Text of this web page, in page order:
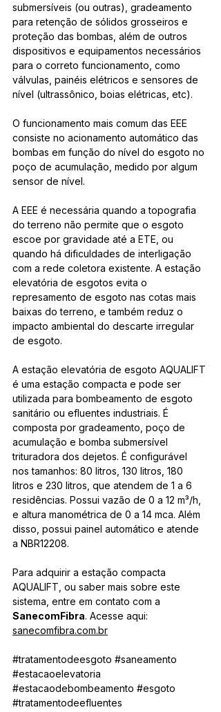
submersíveis (ou outras), gradeamento
para retenção de sólidos grosseiros e
proteção das bombas, além de outros
dispositivos e equipamentos necessários
para o correto funcionamento, como
válvulas, painéis elétricos e sensores de
nível (ultrassônico, boias elétricas, etc).
O funcionamento mais comum das EEE
consiste no acionamento automático das
bombas em função do nível do esgoto no
poço de acumulação, medido por algum
sensor de nível.
A EEE é necessária quando a topografia
do terreno não permite que o esgoto
escoe por gravidade até a ETE, ou
quando há dificuldades de interligação
com a rede coletora existente. A estação
elevatória de esgotos evita o
represamento de esgoto nas cotas mais
baixas do terreno, e também reduz o
impacto ambiental do descarte irregular
de esgoto.
A estação elevatória de esgoto AQUALIFT
é uma estação compacta e pode ser
utilizada para bombeamento de esgoto
sanitário ou efluentes industriais. É
composta por gradeamento, poço de
acumulação e bomba submersível
trituradora dos dejetos. É configurável
nos tamanhos: 80 litros, 130 litros, 180
litros e 230 litros, que atendem de 1 a 6
residências. Possui vazão de 0 a 12 m³/h,
e altura manométrica de 0 a 14 mca. Além
disso, possui painel automático e atende
a NBR12208.
Para adquirir a estação compacta
AQUALIFT, ou saber mais sobre este
sistema, entre em contato com a
SanecomFibra. Acesse aqui:
sanecomfibra.com.br
#tratamentodeesgoto #saneamento
#estacaoelevatoria
#estacaodebombeamento #esgoto
#tratamentodeefluentes